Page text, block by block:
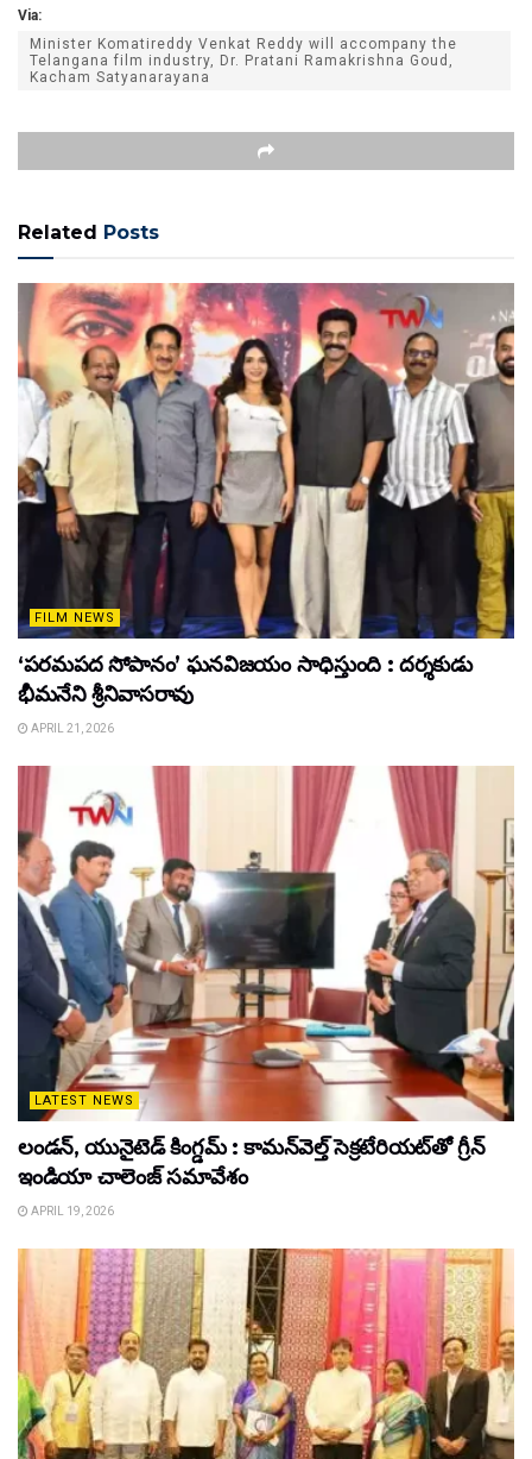
Via:
Minister Komatireddy Venkat Reddy will accompany the
Telangana film industry, Dr. Pratani Ramakrishna Goud,
Kacham Satyanarayana
Related Posts
FILM NEWS
‘పరమపద సోపానం’ ఘనవిజయం సాధిస్తుంది : దర్శకుడు
భీమనేని శ్రీనివాసరావు
APRIL 21, 2026
LATEST NEWS
లండన్, యునైటెడ్ కింగ్డమ్ : కామన్‌వెల్త్ సెక్రటేరియట్‌తో గ్రీన్
ఇండియా చాలెంజ్ సమావేశం
APRIL 19, 2026